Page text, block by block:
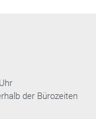
der Bürozeiten